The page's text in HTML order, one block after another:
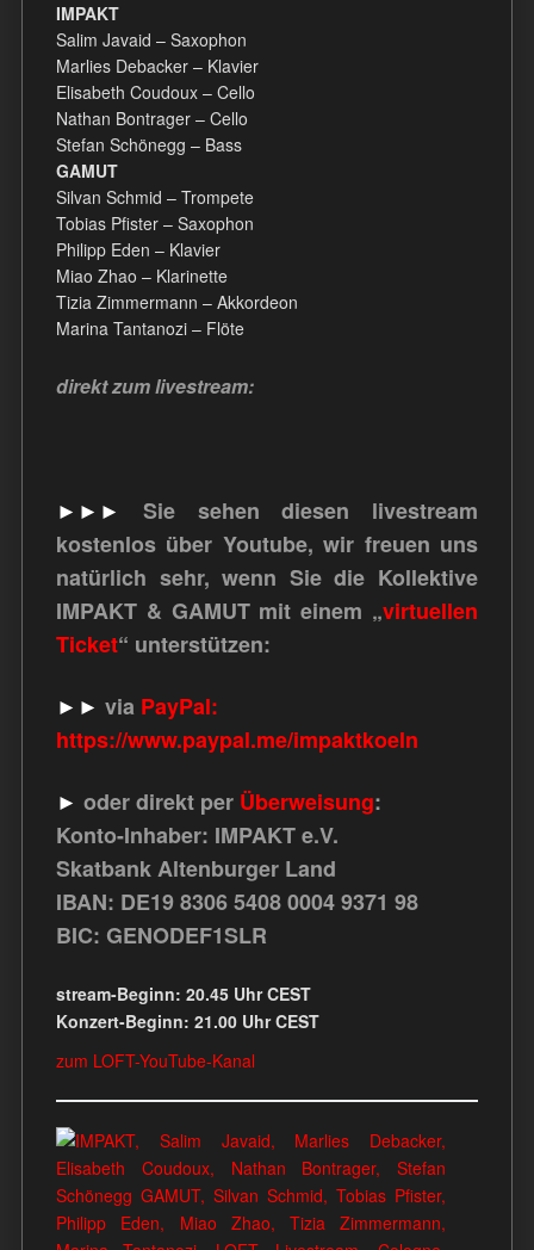
IMPAKT
Salim Javaid – Saxophon
Marlies Debacker – Klavier
Elisabeth Coudoux – Cello
Nathan Bontrager – Cello
Stefan Schönegg – Bass
GAMUT
Silvan Schmid – Trompete
Tobias Pfister – Saxophon
Philipp Eden – Klavier
Miao Zhao – Klarinette
Tizia Zimmermann – Akkordeon
Marina Tantanozi – Flöte
direkt zum livestream:
►►►
Sie sehen diesen livestream
kostenlos über Youtube, wir freuen uns
natürlich sehr, wenn Sie die Kollektive
IMPAKT & GAMUT mit einem „virtuellen
Ticket“ unterstützen:
►► via PayPal:
https://www.paypal.me/impaktkoeln
► oder direkt per Überweisung:
Konto-Inhaber: IMPAKT e.V.
Skatbank Altenburger Land
IBAN: DE19 8306 5408 0004 9371 98
BIC: GENODEF1SLR
stream-Beginn: 20.45 Uhr CEST
Konzert-Beginn: 21.00 Uhr CEST
zum LOFT-YouTube-Kanal